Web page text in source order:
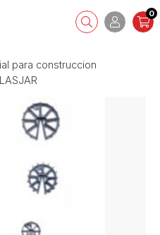
0
para construccion